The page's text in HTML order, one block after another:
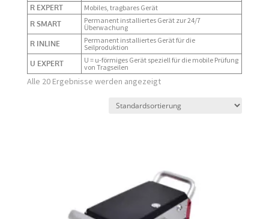
R EXPERT
Mobiles, tragbares Gerät
R SMART
Permanent installiertes Gerät zur 24/7
Überwachung
R INLINE
Permanent installiertes Gerät für die
Seilproduktion
U EXPERT
U = u-förmiges Gerät speziell für die mobile Prüfung
von Tragseilen
Alle 20 Ergebnisse werden angezeigt